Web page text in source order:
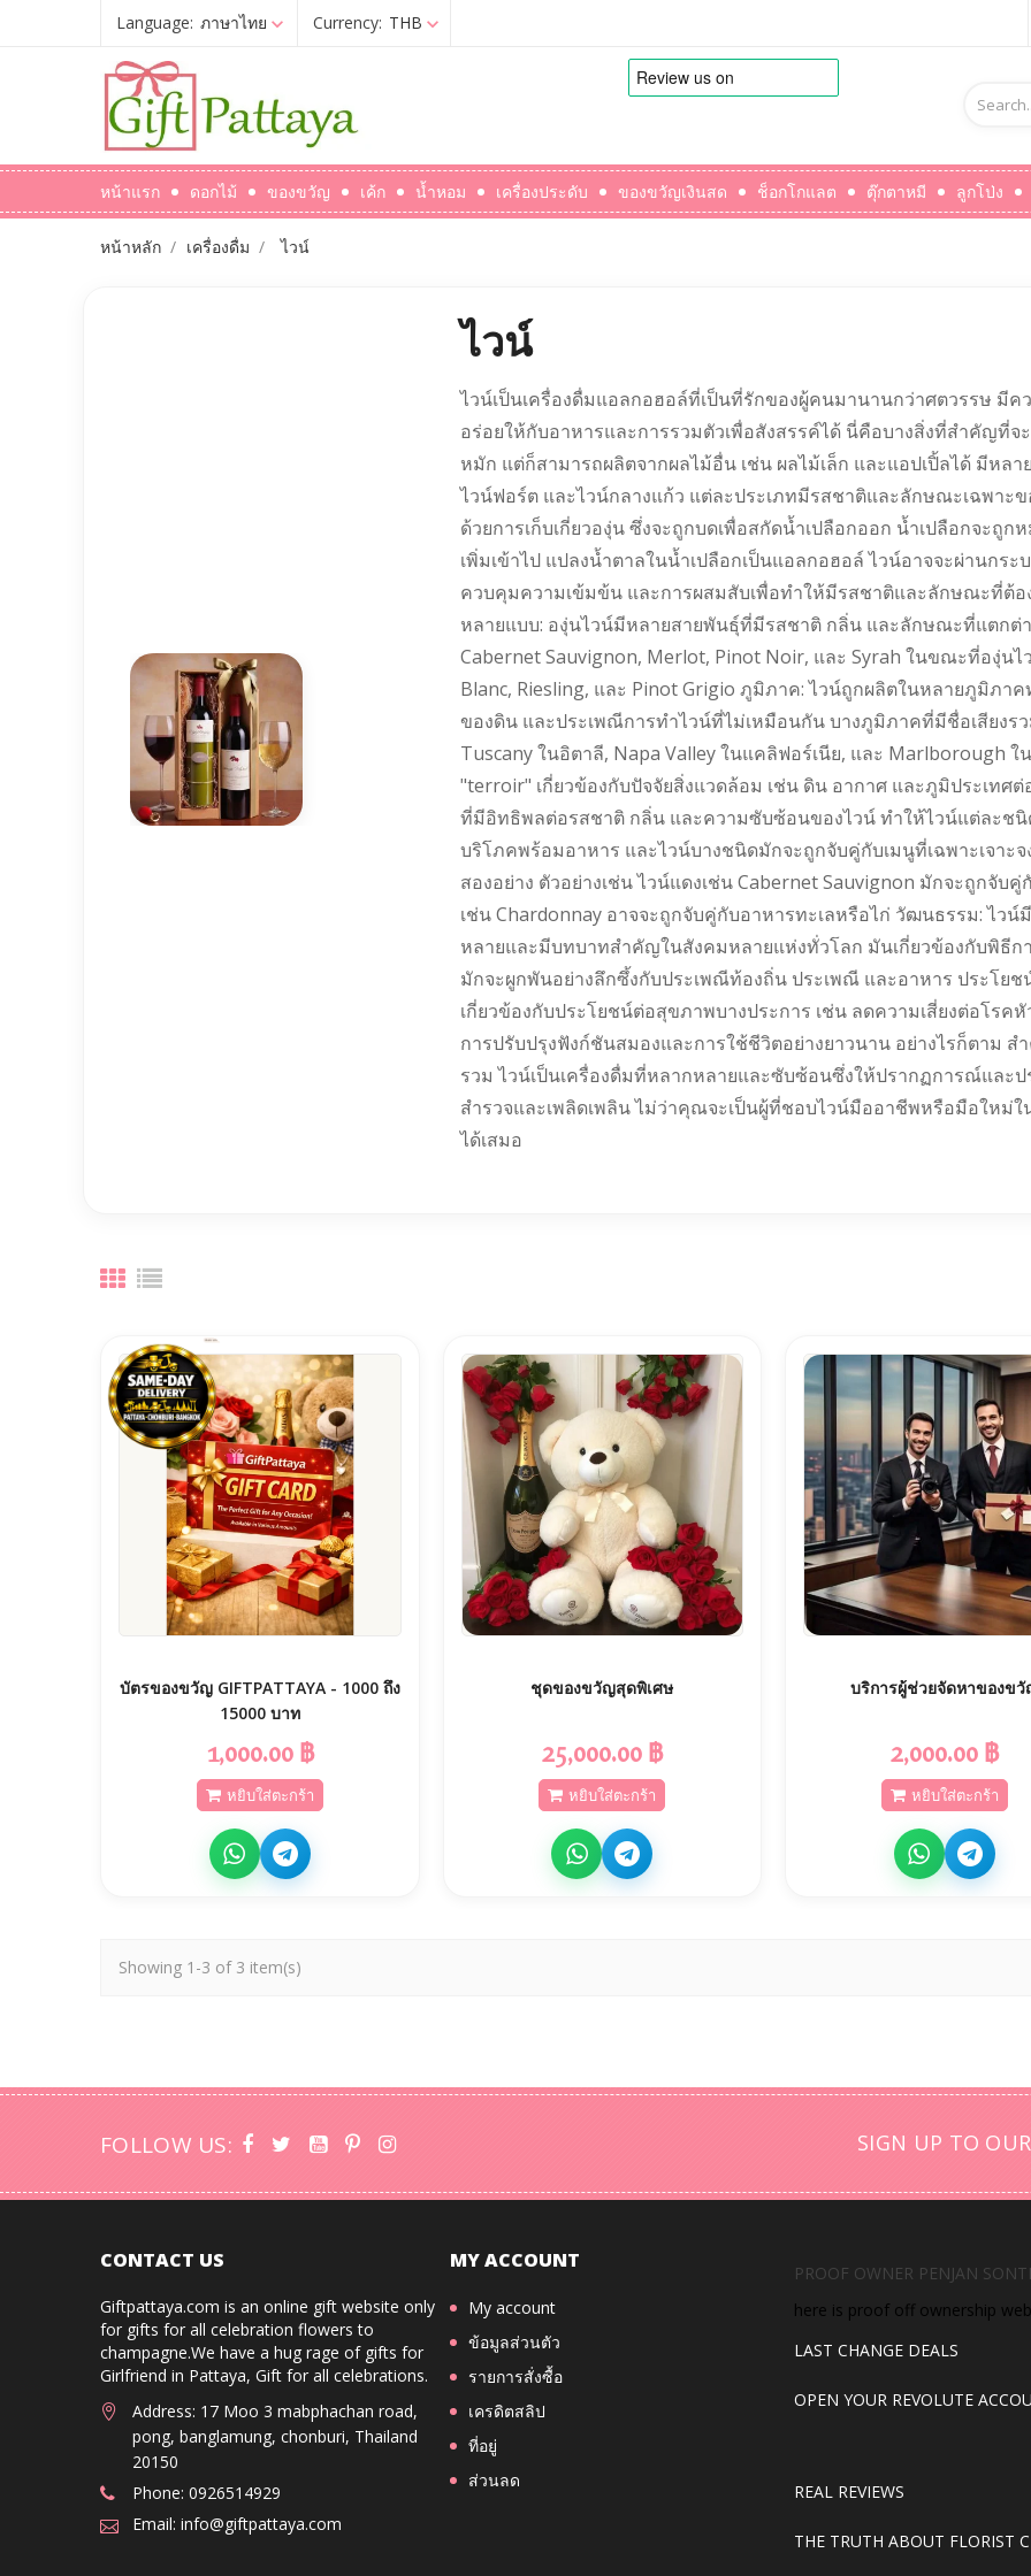
Language: ภาษาไทย Currency: THB
หน้าแรก ดอกไม้ ของขวัญ เค้ก น้ำหอม เครื่องประดับ ของขวัญเงินสด ช็อกโกแลต ตุ๊กตาหมี ลูกโป่ง
หน้าหลัก เครื่องดื่ม ไวน์
ไวน์
ไวน์เป็นเครื่องดื่มแอลกอฮอล์ที่เป็นที่รักของผู้คนมานานกว่าศตวรรษ มี
อร่อยให้กับอาหารและการรวมตัวเพื่อสังสรรค์ได้ นี่คือบางสิ่งที่สำคัญที่จ
หมัก แต่ก็สามารถผลิตจากผลไม้อื่น เช่น ผลไม้เล็ก และแอปเปิ้ลได้ มีหลา
ไวน์ฟอร์ต และไวน์กลางแก้ว แต่ละประเภทมีรสชาติและลักษณะเฉพาะ
ด้วยการเก็บเกี่ยวองุ่น ซึ่งจะถูกบดเพื่อสกัดน้ำเปลือกออก น้ำเปลือกจะ
เพิ่มเข้าไป แปลงน้ำตาลในน้ำเปลือกเป็นแอลกอฮอล์ ไวน์อาจจะผ่านกร
ควบคุมความเข้มข้น และการผสมสับเพื่อทำให้มีรสชาติและลักษณะที่ต้
หลายแบบ: องุ่นไวน์มีหลายสายพันธุ์ที่มีรสชาติ กลิ่น และลักษณะที่แตกต่
Cabernet Sauvignon, Merlot, Pinot Noir, และ Syrah ในขณะที่องุ่น
Blanc, Riesling, และ Pinot Grigio ภูมิภาค: ไวน์ถูกผลิตในหลายภูมิภ
ของดิน และประเพณีการทำไวน์ที่ไม่เหมือนกัน บางภูมิภาคที่มีชื่อเสียงร
Tuscany ในอิตาลี, Napa Valley ในแคลิฟอร์เนีย, และ Marlborough
"terroir" เกี่ยวข้องกับปัจจัยสิ่งแวดล้อม เช่น ดิน อากาศ และภูมิประเท
ที่มีอิทธิพลต่อรสชาติ กลิ่น และความซับซ้อนของไวน์ ทำให้ไวน์แต่ละช
บริโภคพร้อมอาหาร และไวน์บางชนิดมักจะถูกจับคู่กับเมนูที่เฉพาะเจาะ
สองอย่าง ตัวอย่างเช่น ไวน์แดงเช่น Cabernet Sauvignon มักจะถูกจั
เช่น Chardonnay อาจจะถูกจับคู่กับอาหารทะเลหรือไก่ วัฒนธรรม: ไ
หลายและมีบทบาทสำคัญในสังคมหลายแห่งทั่วโลก มันเกี่ยวข้องกับพิธีก
มักจะผูกพันอย่างลึกซึ้งกับประเพณีท้องถิ่น ประเพณี และอาหาร ประโย
เกี่ยวข้องกับประโยชน์ต่อสุขภาพบางประการ เช่น ลดความเสี่ยงต่อโรค
การปรับปรุงฟังก์ชันสมองและการใช้ชีวิตอย่างยาวนาน อย่างไรก็ตาม
รวม ไวน์เป็นเครื่องดื่มที่หลากหลายและซับซ้อนซึ่งให้ปรากฏการณ์และ
สำรวจและเพลิดเพลิน ไม่ว่าคุณจะเป็นผู้ที่ชอบไวน์มืออาชีพหรือมือใหม่
ได้เสมอ
บัตรของขวัญ GIFTPATTAYA - 1000 ถึง
15000 บาท
1,000.00 ฿
หยิบใส่ตะกร้า
ชุดของขวัญสุดพิเศษ
25,000.00 ฿
หยิบใส่ตะกร้า
บริการผู้ช่วยจัดหาของข
2,000.00 ฿
หยิบใส่ตะกร้า
Showing 1-3 of 3 item(s)
SIGN UP TO
FOLLOW US:
CONTACT US
Giftpattaya.com is an online gift website only
for gifts for all celebration flowers to
champagne.We have a hug rage of gifts for
Girlfriend in Pattaya, Gift for all celebrations.
Address: 17 Moo 3 mabphachan road,
pong, banglamung, chonburi, Thailand
20150
Phone: 0926514929
Email: info@giftpattaya.com
MY ACCOUNT
My account
ข้อมูลส่วนตัว
รายการสั่งซื้อ
เครดิตสลิป
ที่อยู่
ส่วนลด
PROOF OWNER PENJAN
here is proof off ownership
LAST CHANGE DEALS
OPEN YOUR REVOLUTE
REAL REVIEWS
THE TRUTH ABOUT FLORIST